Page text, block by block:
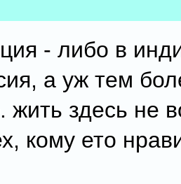
- либо в
а уж тем
жить здесь не
кому ето